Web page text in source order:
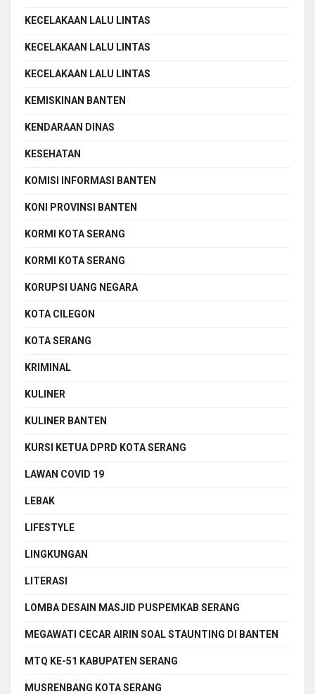
KECELAKAAN LALU LINTAS
KECELAKAAN LALU LINTAS
KECELAKAAN LALU LINTAS
KEMISKINAN BANTEN
KENDARAAN DINAS
KESEHATAN
KOMISI INFORMASI BANTEN
KONI PROVINSI BANTEN
KORMI KOTA SERANG
KORMI KOTA SERANG
KORUPSI UANG NEGARA
KOTA CILEGON
KOTA SERANG
KRIMINAL
KULINER
KULINER BANTEN
KURSI KETUA DPRD KOTA SERANG
LAWAN COVID 19
LEBAK
LIFESTYLE
LINGKUNGAN
LITERASI
LOMBA DESAIN MASJID PUSPEMKAB SERANG
MEGAWATI CECAR AIRIN SOAL STAUNTING DI BANTEN
MTQ KE-51 KABUPATEN SERANG
MUSRENBANG KOTA SERANG